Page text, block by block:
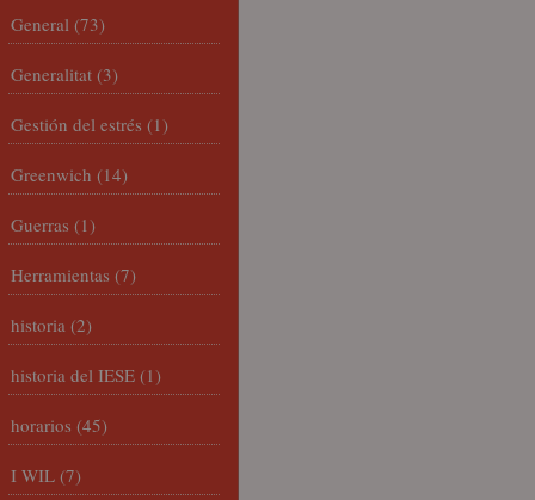
General (73)
Generalitat (3)
Gestión del estrés (1)
Greenwich (14)
Guerras (1)
Herramientas (7)
historia (2)
historia del IESE (1)
horarios (45)
I WIL (7)